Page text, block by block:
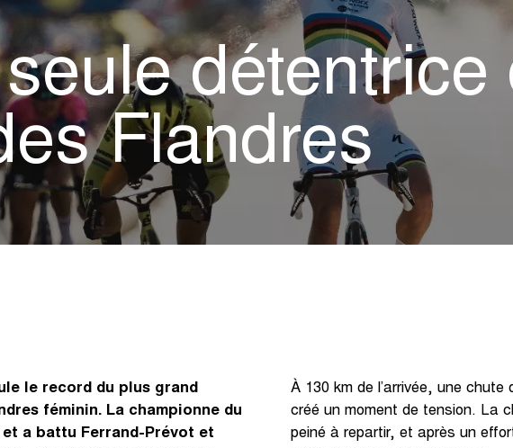
détentrice
Flandres
le record du plus grand
féminin. La championne du
a battu Ferrand-Prévot et
À 130 km de l’arrivée, une chute
créé un moment de tension. La
peiné à repartir, et après un